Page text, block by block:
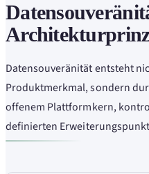
Datensouveränität entsteht
Produktmerkmal, sondern
offenem Plattformkern,
definierten